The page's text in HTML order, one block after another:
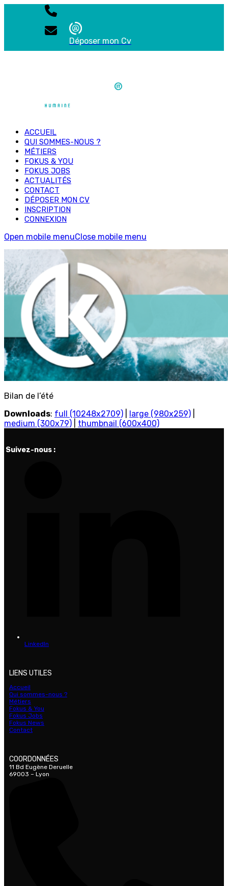
Déposer mon Cv
ACCUEIL
QUI SOMMES-NOUS ?
MÉTIERS
FOKUS & YOU
FOKUS JOBS
ACTUALITÉS
CONTACT
DÉPOSER MON CV
INSCRIPTION
CONNEXION
Open mobile menuClose mobile menu
Bilan de l’été
Downloads: full (10248x2709) large (980x259)
medium (300x79)
thumbnail (600x400)
Suivez-nous :
LinkedIn
LIENS UTILES
Accueil
Qui sommes-nous ?
Métiers
Fokus & You
Fokus Jobs
Fokus News
Contact
COORDONNÉES
11 Bd Eugène Deruelle
69003 – Lyon